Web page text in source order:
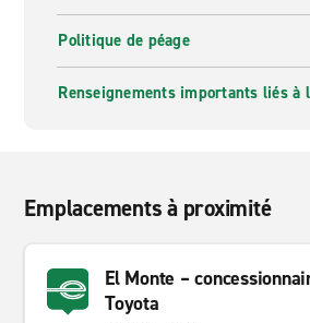
Politique de péage
Renseignements importants liés à
Emplacements à proximité
El Monte –
Toyota